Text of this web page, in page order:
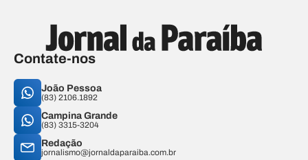
Contate-nos
João Pessoa
(83) 2106.1892
Campina Grande
(83) 3315-3204
Redação
jornalismo@jornaldaparaiba.com.br